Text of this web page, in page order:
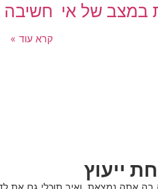
במצב של אי חשיבה
קרא עוד »
ייעוץ